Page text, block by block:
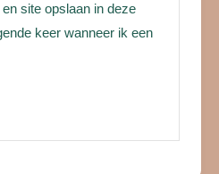
site opslaan in deze
keer wanneer ik een